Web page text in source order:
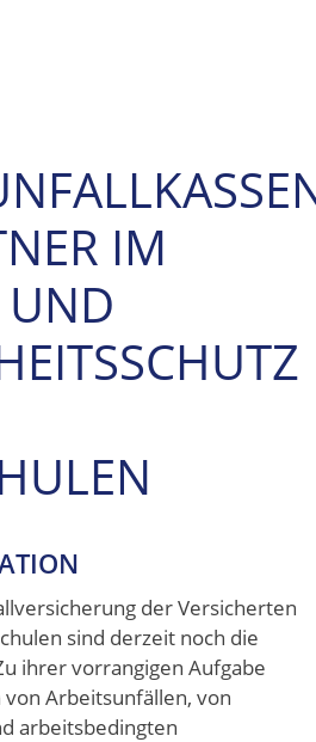
IM
UND
der Versicherten
sind derzeit noch die
ihrer vorrangigen Aufgabe
Arbeitsunfällen, von
arbeitsbedingten